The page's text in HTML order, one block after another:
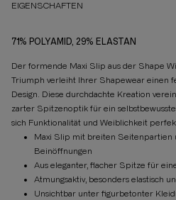
EIGENSCHAFTEN
71% POLYAMID, 29% ELASTAN
Der formende Maxi Slip aus der Shape
Triumph verleiht Ihrer Shapewear einen
Design. Diese durchdachte Kreation
zarter Spitzenoptik für ein
sich Funktionalität und Weiblichkeit
Maxi Slip mit breiten Seitenpartien
Beinöffnungen
Aus eleganter, flacher Spitze für
Atmungsaktiv, besonders elastisch
Unsichtbar unter figurbetonter